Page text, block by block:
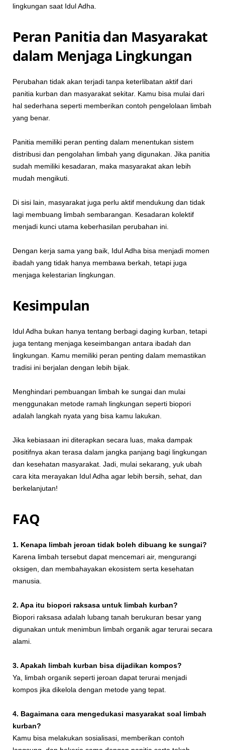
lingkungan saat Idul Adha.
Peran Panitia dan Masyarakat
dalam Menjaga Lingkungan
Perubahan tidak akan terjadi tanpa keterlibatan aktif dari
panitia kurban dan masyarakat sekitar. Kamu bisa mulai dari
hal sederhana seperti memberikan contoh pengelolaan limbah
yang benar.
Panitia memiliki peran penting dalam menentukan sistem
distribusi dan pengolahan limbah yang digunakan. Jika panitia
sudah memiliki kesadaran, maka masyarakat akan lebih
mudah mengikuti.
Di sisi lain, masyarakat juga perlu aktif mendukung dan tidak
lagi membuang limbah sembarangan. Kesadaran kolektif
menjadi kunci utama keberhasilan perubahan ini.
Dengan kerja sama yang baik, Idul Adha bisa menjadi momen
ibadah yang tidak hanya membawa berkah, tetapi juga
menjaga kelestarian lingkungan.
Kesimpulan
Idul Adha bukan hanya tentang berbagi daging kurban, tetapi
juga tentang menjaga keseimbangan antara ibadah dan
lingkungan. Kamu memiliki peran penting dalam memastikan
tradisi ini berjalan dengan lebih bijak.
Menghindari pembuangan limbah ke sungai dan mulai
menggunakan metode ramah lingkungan seperti biopori
adalah langkah nyata yang bisa kamu lakukan.
Jika kebiasaan ini diterapkan secara luas, maka dampak
positifnya akan terasa dalam jangka panjang bagi lingkungan
dan kesehatan masyarakat. Jadi, mulai sekarang, yuk ubah
cara kita merayakan Idul Adha agar lebih bersih, sehat, dan
berkelanjutan!
FAQ
1. Kenapa limbah jeroan tidak boleh dibuang ke sungai?
Karena limbah tersebut dapat mencemari air, mengurangi
oksigen, dan membahayakan ekosistem serta kesehatan
manusia.
2. Apa itu biopori raksasa untuk limbah kurban?
Biopori raksasa adalah lubang tanah berukuran besar yang
digunakan untuk menimbun limbah organik agar terurai secara
alami.
3. Apakah limbah kurban bisa dijadikan kompos?
Ya, limbah organik seperti jeroan dapat terurai menjadi
kompos jika dikelola dengan metode yang tepat.
4. Bagaimana cara mengedukasi masyarakat soal limbah
kurban?
Kamu bisa melakukan sosialisasi, memberikan contoh